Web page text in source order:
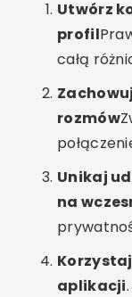
Utwórz
profil
całą
rozmów
Unikaj
na
aplikacji